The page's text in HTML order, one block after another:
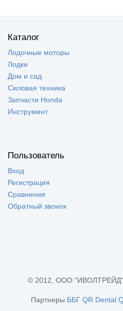
Каталог
Лодочные моторы
Лодки
Дом и сад
Силовая техника
Запчасти Honda
Инструмент
Пользователь
Вход
Регистрация
Сравнения
Обратный звонок
© 2012, ООО
Партнеры ББГ QR Dental